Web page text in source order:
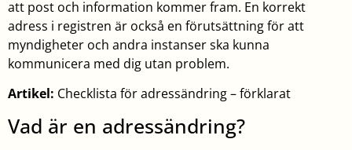
att post och information kommer fram. En korrekt
adress i registren är också en förutsättning för att
myndigheter och andra instanser ska kunna
kommunicera med dig utan problem.
Artikel: Checklista för adressändring – förklarat
Vad är en adressändring?